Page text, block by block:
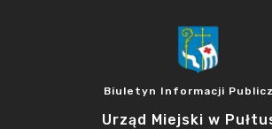
Biuletyn Informacji
Urząd Miejski w